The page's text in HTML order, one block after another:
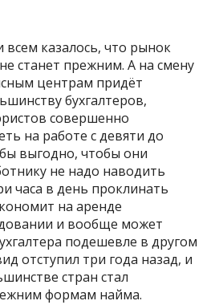
казалось, что рынок
станет прежним. А на смену
центрам придёт
бухгалтеров,
совершенно
на работе с девяти до
выгодно, чтобы они
не надо наводить
часа в день проклинать
на аренде
и вообще может
подешевле в другом
отступил три года назад, и
стран стал
формам найма.